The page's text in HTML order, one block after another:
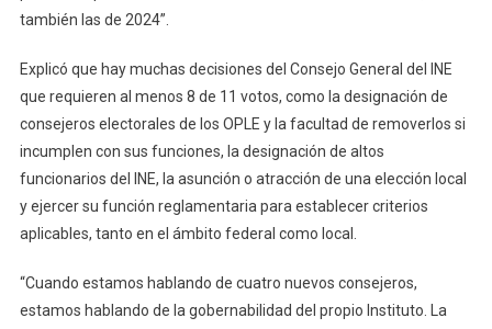
también las de 2024”.
Explicó que hay muchas decisiones del Consejo General del INE
que requieren al menos 8 de 11 votos, como la designación de
consejeros electorales de los OPLE y la facultad de removerlos si
incumplen con sus funciones, la designación de altos
funcionarios del INE, la asunción o atracción de una elección local
y ejercer su función reglamentaria para establecer criterios
aplicables, tanto en el ámbito federal como local.
“Cuando estamos hablando de cuatro nuevos consejeros,
estamos hablando de la gobernabilidad del propio Instituto. La